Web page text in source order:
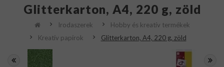
Glitterkarton, A4, 220 g, zöld
Irodaszerek
Hobby és kreatív termékek
Kreatív papírok
Glitterkarton, A4, 220 g, zöld